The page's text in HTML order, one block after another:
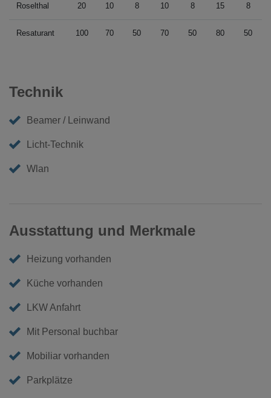
Roselthal 20 10 8 10 8 15 8
Resaturant 100 70 50 70 50 80 50
Technik
Beamer / Leinwand
Licht-Technik
Wlan
Ausstattung und Merkmale
Heizung vorhanden
Küche vorhanden
LKW Anfahrt
Mit Personal buchbar
Mobiliar vorhanden
Parkplätze